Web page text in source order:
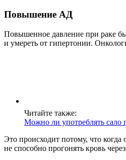
Повышение АД
Повышенное давление при раке
и умереть от гипертонии.
Читайте также:
Можно ли употреблять сало
Это происходит потому, что
не способно прогонять кровь